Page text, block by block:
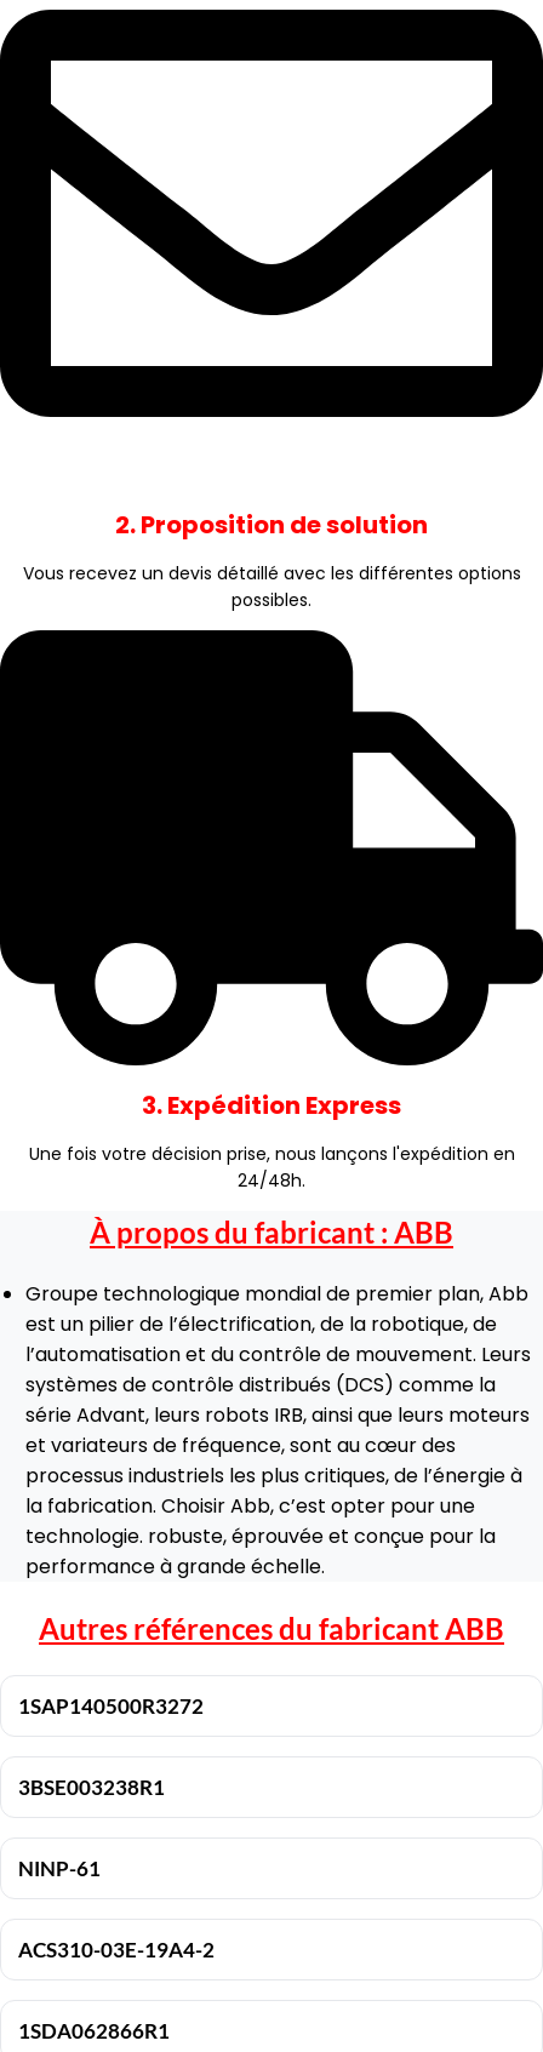
2. Proposition de solution
Vous recevez un devis détaillé avec les différentes options
possibles.
3. Expédition Express
Une fois votre décision prise, nous lançons l'expédition en
24/48h.
À propos du fabricant : ABB
Groupe technologique mondial de premier plan, Abb
est un pilier de l’électrification, de la robotique, de
l’automatisation et du contrôle de mouvement. Leurs
systèmes de contrôle distribués (DCS) comme la
série Advant, leurs robots IRB, ainsi que leurs moteurs
et variateurs de fréquence, sont au cœur des
processus industriels les plus critiques, de l’énergie à
la fabrication. Choisir Abb, c’est opter pour une
technologie. robuste, éprouvée et conçue pour la
performance à grande échelle.
Autres références du fabricant ABB
1SAP140500R3272
3BSE003238R1
NINP-61
ACS310-03E-19A4-2
1SDA062866R1